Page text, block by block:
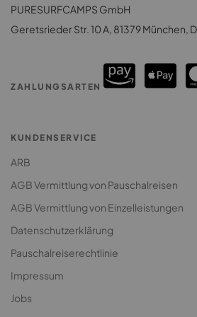
Surfcamps Costa Rica
Surfcamp für Paare
PURESURFCAMPS GmbH
Geretsrieder Str. 10 A, 81379 München,
ZAHLUNGSARTEN
KUNDENSERVICE
ARB
AGB Vermittlung von Pauschalreisen
AGB Vermittlung von Einzelleistungen
Datenschutzerklärung
Pauschalreiserechtlinie
Impressum
Jobs